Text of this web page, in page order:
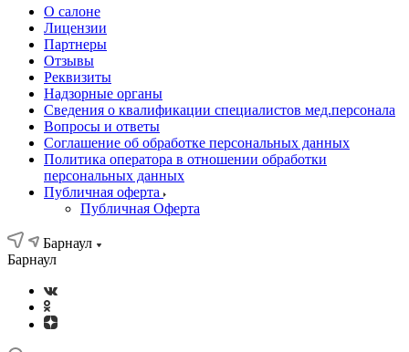
О салоне
Лицензии
Партнеры
Отзывы
Реквизиты
Надзорные органы
Сведения о квалификации специалистов мед.персонала
Вопросы и ответы
Соглашение об обработке персональных данных
Политика оператора в отношении обработки
персональных данных
Публичная оферта
Публичная Оферта
Барнаул
Барнаул